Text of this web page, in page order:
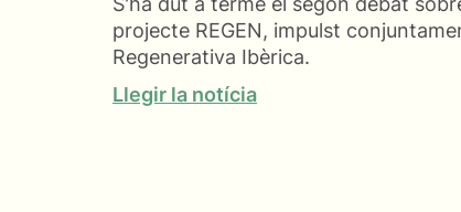
projecte REGEN, impulst
Regenerativa Ibèrica.
Llegir la notícia